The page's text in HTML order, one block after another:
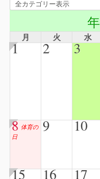
月 火 水
1 2 3
8 体育の
日
9 10
15 16 17